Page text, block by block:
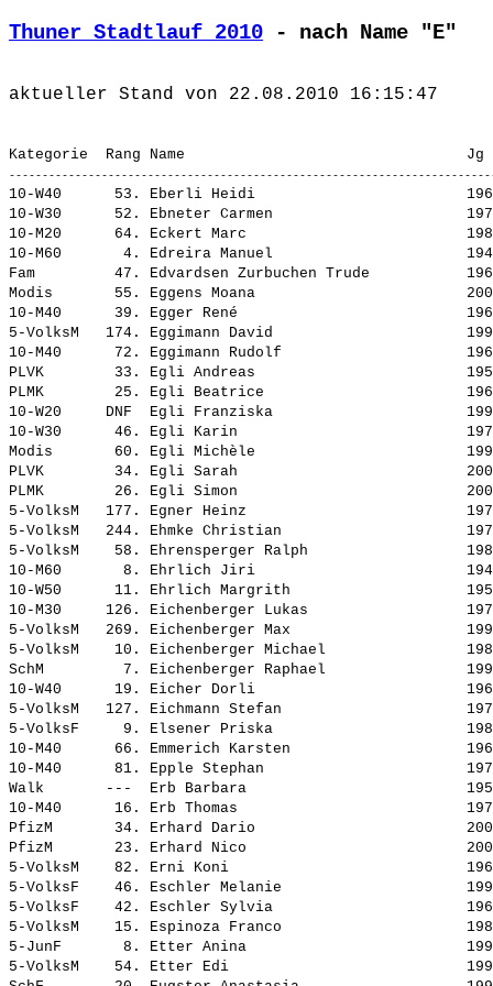
Thuner Stadtlauf 2010 - nach Name "E"
10-W40      53. Eberli Heidi
10-W30      52. Ebneter Carmen
10-M20      64. Eckert Marc
10-M60       4. Edreira Manuel
Fam         47. Edvardsen Zurbuchen Trude
Modis       55. Eggens Moana
10-M40      39. Egger René
5-VolksM   174. Eggimann David
10-M40      72. Eggimann Rudolf
PLVK        33. Egli Andreas
PLMK        25. Egli Beatrice
10-W20     DNF Egli Franziska
10-W30      46. Egli Karin
Modis       60. Egli Michèle
PLVK        34. Egli Sarah
PLMK        26. Egli Simon
5-VolksM   177. Egner Heinz
5-VolksM   244. Ehmke Christian
5-VolksM    58. Ehrensperger Ralph
10-M60       8. Ehrlich Jiri
10-W50      11. Ehrlich Margrith
10-M30     126. Eichenberger Lukas
5-VolksM   269. Eichenberger Max
5-VolksM    10. Eichenberger Michael
SchM         7. Eichenberger Raphael
10-W40      19. Eicher Dorli
5-VolksM   127. Eichmann Stefan
5-VolksF     9. Elsener Priska
10-M40      66. Emmerich Karsten
10-M40      81. Epple Stephan
Walk       --- Erb Barbara
10-M40      16. Erb Thomas
PfizM       34. Erhard Dario
PfizM       23. Erhard Nico
5-VolksM    82. Erni Koni
5-VolksF    46. Eschler Melanie
5-VolksF    42. Eschler Sylvia
5-VolksM    15. Espinoza Franco
5-JunF       8. Etter Anina
5-VolksM    54. Etter Edi